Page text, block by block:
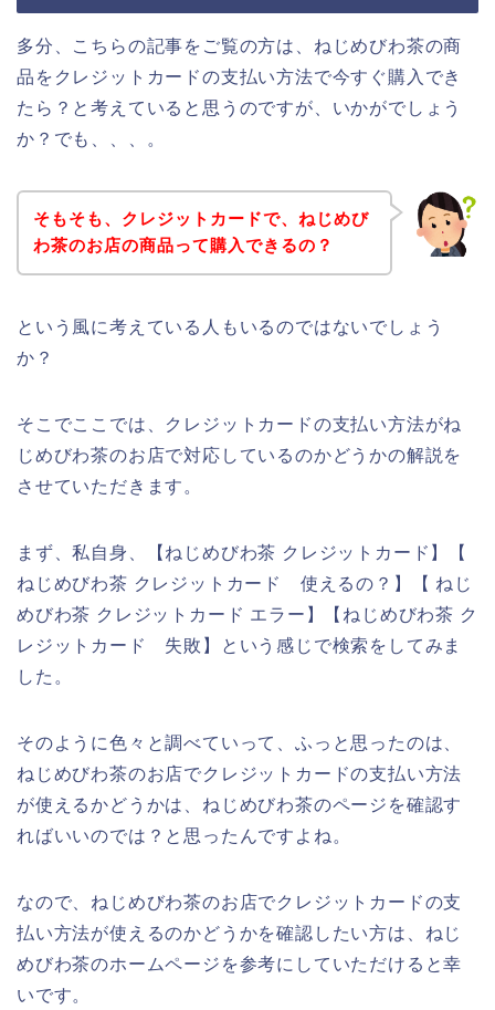
多分、こちらの記事をご覧の方は、ねじめびわ茶の商
品をクレジットカードの支払い方法で今すぐ購入でき
たら？と考えていると思うのですが、いかがでしょう
か？でも、、、。
そもそも、クレジットカードで、ねじめび
わ茶のお店の商品って購入できるの？
という風に考えている人もいるのではないでしょう
か？
そこでここでは、クレジットカードの支払い方法がね
じめびわ茶のお店で対応しているのかどうかの解説を
させていただきます。
まず、私自身、【ねじめびわ茶 クレジットカード】【
ねじめびわ茶 クレジットカード 使えるの？】【 ねじ
めびわ茶 クレジットカード エラー】【ねじめびわ茶 ク
レジットカード 失敗】という感じで検索をしてみま
した。
そのように色々と調べていって、ふっと思ったのは、
ねじめびわ茶のお店でクレジットカードの支払い方法
が使えるかどうかは、ねじめびわ茶のページを確認す
ればいいのでは？と思ったんですよね。
なので、ねじめびわ茶のお店でクレジットカードの支
払い方法が使えるのかどうかを確認したい方は、ねじ
めびわ茶のホームページを参考にしていただけると幸
いです。